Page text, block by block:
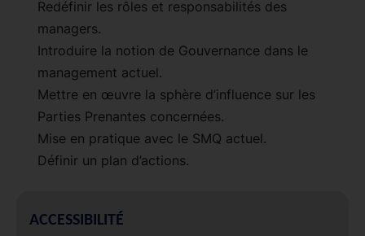
Redéfinir les rôles et responsabilités des
managers.
Introduire la notion de Gouvernance dans le
management actuel.
Mettre en œuvre la sphère d’influence sur les
Parties Prenantes concernées.
Mise en pratique avec le SMQ actuel.
Définir un plan d’actions.
ACCESSIBILITÉ